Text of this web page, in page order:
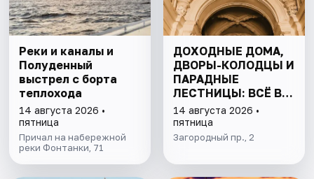
Реки и каналы и
Полуденный
выстрел с борта
теплохода
14 августа 2026 •
пятница
Причал на набережной
реки Фонтанки, 71
ДОХОДНЫЕ ДОМА,
ДВОРЫ-КОЛОДЦЫ И
ПАРАДНЫЕ
ЛЕСТНИЦЫ: ВСЁ В
ОДНОЙ ПРОГУЛКЕ
14 августа 2026 •
пятница
Загородный пр., 2